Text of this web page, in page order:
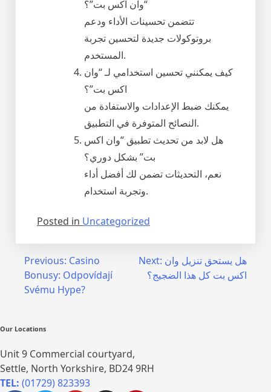
“وان اكس بت”؟
تتضمن تحسينات الأداء ودعم
بروتوكولات جديدة لتحسين تجربة
المستخدم.
كيف يمكنني تحسين استخدامي لـ “وان
اكس بت”؟
يمكنك ضبط الإعدادات والاستفادة من
النصائح المتوفرة في التطبيق.
هل لابد من تحديث تطبيق “وان اكس
بت” بشكل دوري؟
نعم، التحديثات تضمن لك أفضل أداء
وتجربة استخدام.
Posted in Uncategorized
Post
navigation
Previous: Casino
Bonusy: Odpovídají
Svému Hype?
Next: هل يستحق تنزيل وان
اكس بت كل هذا الضجيج؟
Our Locations
Unit 9 Commercial courtyard,
Settle, North Yorkshire, BD24 9RH
TEL: (01729) 823393